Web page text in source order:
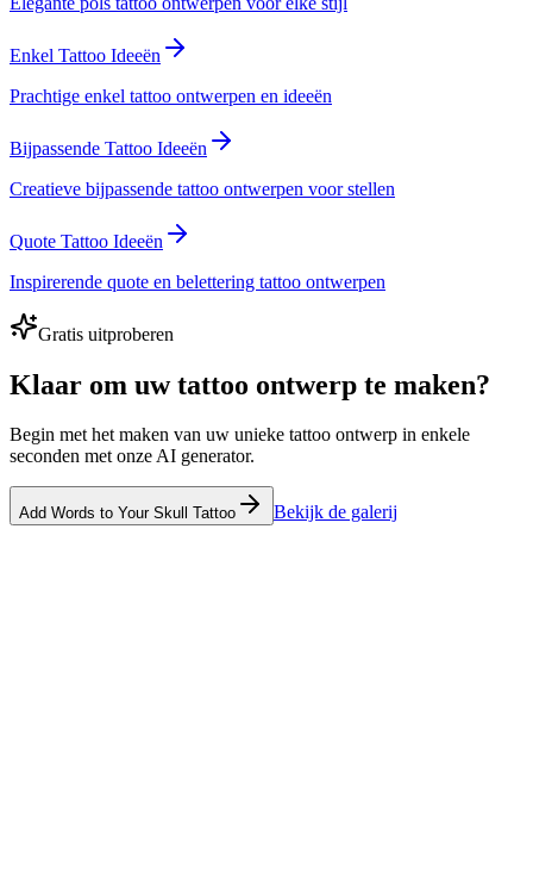
Enkel Tattoo Ideeën
Prachtige enkel tattoo ontwerpen en ideeën
Bijpassende Tattoo Ideeën
Creatieve bijpassende tattoo ontwerpen voor stellen
Quote Tattoo Ideeën
Inspirerende quote en belettering tattoo ontwerpen
Gratis uitproberen
Klaar om uw tattoo ontwerp te maken?
Begin met het maken van uw unieke tattoo ontwerp in enkele
seconden met onze AI generator.
Add Words to Your Skull Tattoo Bekijk de galerij